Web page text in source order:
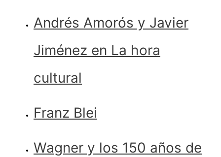
Andrés Amorós y Javier
Jiménez en La hora
cultural
Franz Blei
Wagner y los 150 años de